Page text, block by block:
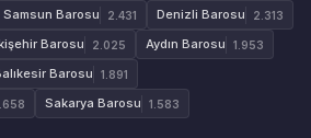
Samsun Barosu 2.431 Denizli Barosu 2.313
Barosu 2.025 Aydın Barosu 1.953
Barosu 1.891
Sakarya Barosu 1.583